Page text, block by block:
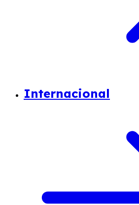
Internacional